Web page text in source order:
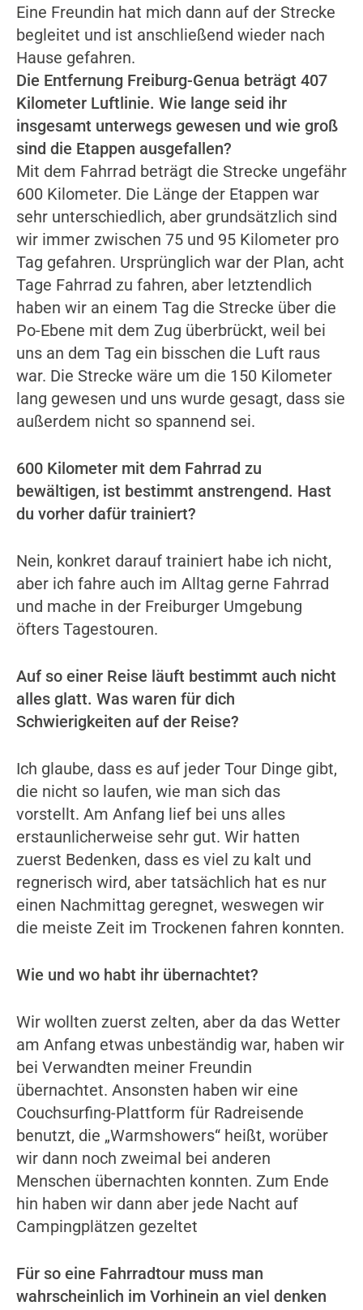
Eine Freundin hat mich dann auf der Strecke
begleitet und ist anschließend wieder nach
Hause gefahren.
Die Entfernung Freiburg-Genua beträgt 407
Kilometer Luftlinie. Wie lange seid ihr
insgesamt unterwegs gewesen und wie groß
sind die Etappen ausgefallen?
Mit dem Fahrrad beträgt die Strecke ungefähr
600 Kilometer. Die Länge der Etappen war
sehr unterschiedlich, aber grundsätzlich sind
wir immer zwischen 75 und 95 Kilometer pro
Tag gefahren. Ursprünglich war der Plan, acht
Tage Fahrrad zu fahren, aber letztendlich
haben wir an einem Tag die Strecke über die
Po-Ebene mit dem Zug überbrückt, weil bei
uns an dem Tag ein bisschen die Luft raus
war. Die Strecke wäre um die 150 Kilometer
lang gewesen und uns wurde gesagt, dass sie
außerdem nicht so spannend sei.
600 Kilometer mit dem Fahrrad zu
bewältigen, ist bestimmt anstrengend. Hast
du vorher dafür trainiert?
Nein, konkret darauf trainiert habe ich nicht,
aber ich fahre auch im Alltag gerne Fahrrad
und mache in der Freiburger Umgebung
öfters Tagestouren.
Auf so einer Reise läuft bestimmt auch nicht
alles glatt. Was waren für dich
Schwierigkeiten auf der Reise?
Ich glaube, dass es auf jeder Tour Dinge gibt,
die nicht so laufen, wie man sich das
vorstellt. Am Anfang lief bei uns alles
erstaunlicherweise sehr gut. Wir hatten
zuerst Bedenken, dass es viel zu kalt und
regnerisch wird, aber tatsächlich hat es nur
einen Nachmittag geregnet, weswegen wir
die meiste Zeit im Trockenen fahren konnten.
Wie und wo habt ihr übernachtet?
Wir wollten zuerst zelten, aber da das Wetter
am Anfang etwas unbeständig war, haben wir
bei Verwandten meiner Freundin
übernachtet. Ansonsten haben wir eine
Couchsurfing-Plattform für Radreisende
benutzt, die „Warmshowers“ heißt, worüber
wir dann noch zweimal bei anderen
Menschen übernachten konnten. Zum Ende
hin haben wir dann aber jede Nacht auf
Campingplätzen gezeltet
Für so eine Fahrradtour muss man
wahrscheinlich im Vorhinein an viel denken